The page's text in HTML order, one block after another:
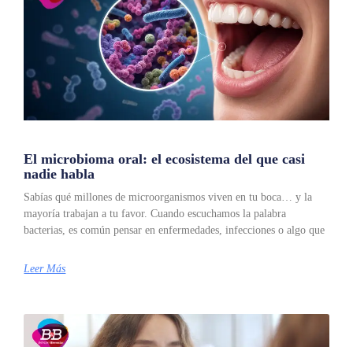
El microbioma oral: el ecosistema del que casi
nadie habla
Sabías qué millones de microorganismos viven en tu boca… y la
mayoría trabajan a tu favor. Cuando escuchamos la palabra
bacterias, es común pensar en enfermedades, infecciones o algo que
Leer Más